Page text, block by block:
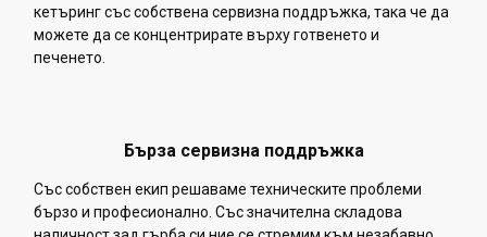
кетъринг със собствена сервизна поддръжка, така че да
можете да се концентрирате върху готвенето и
печенето.
Бърза сервизна поддръжка
Със собствен екип решаваме техническите проблеми
бързо и професионално. Със значителна складова